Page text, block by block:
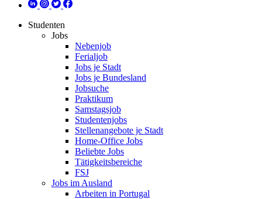
Studenten
Jobs
Nebenjob
Ferialjob
Jobs je Stadt
Jobs je Bundesland
Jobsuche
Praktikum
Samstagsjob
Studentenjobs
Stellenangebote je Stadt
Home-Office Jobs
Beliebte Jobs
Tätigkeitsbereiche
FSJ
Jobs im Ausland
Arbeiten in Portugal